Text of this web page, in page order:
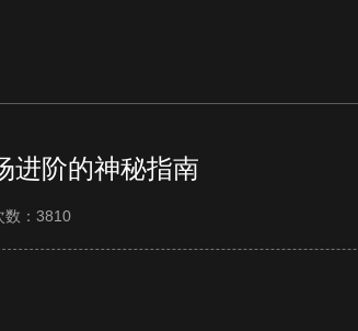
进阶的神秘指南
：3810